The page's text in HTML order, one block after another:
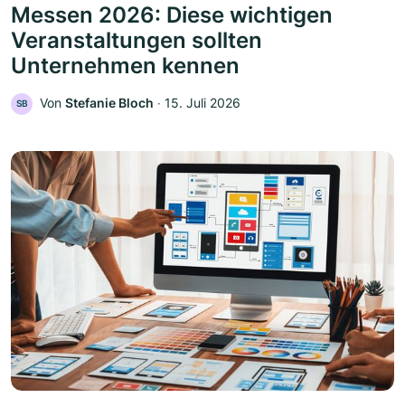
Messen 2026: Diese wichtigen
Veranstaltungen sollten
Unternehmen kennen
SB Von Stefanie Bloch ‧ 15. Juli 2026